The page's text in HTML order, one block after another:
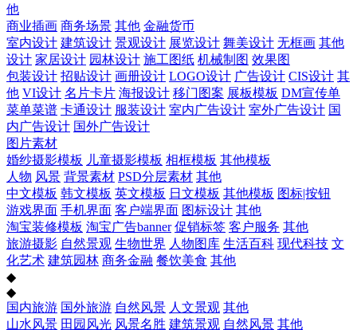
他
商业插画 商务场景 其他 金融货币
室内设计 建筑设计 景观设计 展览设计 舞美设计 无框画 其他
设计 家居设计 园林设计 施工图纸 机械制图 效果图
包装设计 招贴设计 画册设计 LOGO设计 广告设计 CIS设计 其
他 VI设计 名片卡片 海报设计 移门图案 展板模板 DM宣传单
菜单菜谱 卡通设计 服装设计 室内广告设计 室外广告设计 国
内广告设计 国外广告设计
图片素材
婚纱摄影模板 儿童摄影模板 相框模板 其他模板
人物 风景 背景素材 PSD分层素材 其他
中文模板 韩文模板 英文模板 日文模板 其他模板 图标|按钮
游戏界面 手机界面 客户端界面 图标设计 其他
淘宝装修模板 淘宝广告banner 促销标签 客户服务 其他
旅游摄影 自然景观 生物世界 人物图库 生活百科 现代科技 文
化艺术 建筑园林 商务金融 餐饮美食 其他
◆
◆
国内旅游 国外旅游 自然风景 人文景观 其他
山水风景 田园风光 风景名胜 建筑景观 自然风景 其他